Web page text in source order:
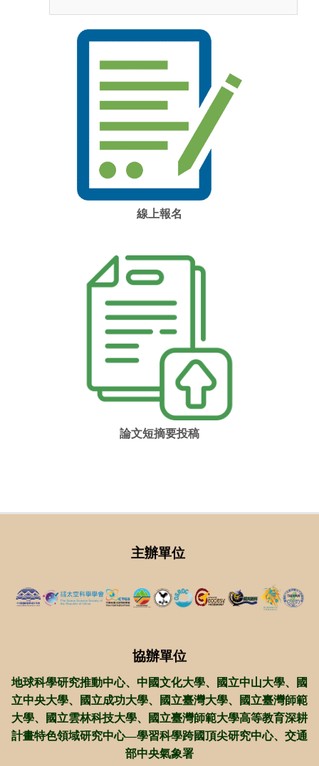
線上報名
論文短摘要投稿
主辦單位
協辦單位
地球科學研究推動中心、中國文化大學、
國立中山大學、國
立中央大學、國立成功大學、國立臺灣大學、
國立臺灣師範
大學、國立雲林科技大學、國立臺灣師範大學高等教育深耕
計畫特色領域研究中心—學習科學跨國頂尖研究中心、交通
部中央氣象署